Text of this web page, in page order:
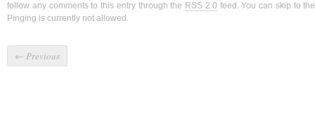
follow any comments to this entry through the RSS 2.0 feed. You can skip to
Pinging is currently not allowed.
← Previous